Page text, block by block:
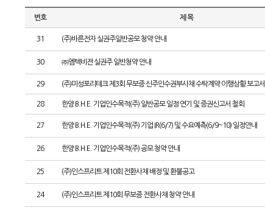
번호 제 목
31 (주)바른전자 실권주일반공모 청약 안내
30 ㈜엠텍비젼 실권주 일반청약 안내
29 (주)미성포리테크 제3회 무보증 신주인수권부사채 수탁계약 이행상황 보고서
28 한양 B.H.E. 기업인수목적(주) 일반공모 일정 연기 및 증권신고서 철회
27 한양 B.H.E. 기업인수목적(주) 기업 IR(6/7) 및 수요예측(6/9~10) 일정안내
26 한양 B.H.E. 기업인수목적(주) 공모 청약 안내
25 (주)인스프리트 제10회 전환사채 배정 및 환불공고
24 (주)인스프리트 제10회 무보증 전환사채 청약 안내